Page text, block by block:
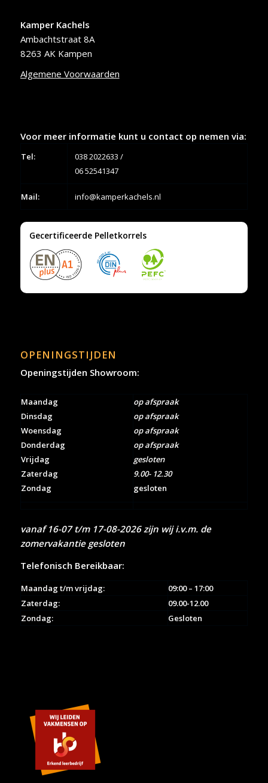
Kamper Kachels
Ambachtstraat 8A
8263 AK Kampen
Algemene Voorwaarden
Voor meer informatie kunt u contact op nemen via:
Tel: 038 2022633 /
06 52541347
Mail: info@kamperkachels.nl
Gecertificeerde Pelletkorrels
OPENINGSTIJDEN
Openingstijden Showroom:
Maandag
Dinsdag
Woensdag
Donderdag
Vrijdag
Zaterdag
Zondag
op afspraak
op afspraak
op afspraak
op afspraak
gesloten
9.00- 12.30
gesloten
vanaf 16-07 t/m 17-08-2026 zijn wij i.v.m. de
zomervakantie gesloten
Telefonisch Bereikbaar:
Maandag t/m vrijdag:
09:00 – 17:00
Zaterdag:
09.00-12.00
Zondag:
Gesloten